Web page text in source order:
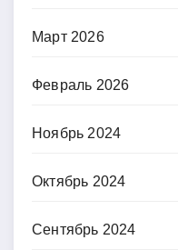
Март 2026
Февраль 2026
Ноябрь 2024
Октябрь 2024
Сентябрь 2024